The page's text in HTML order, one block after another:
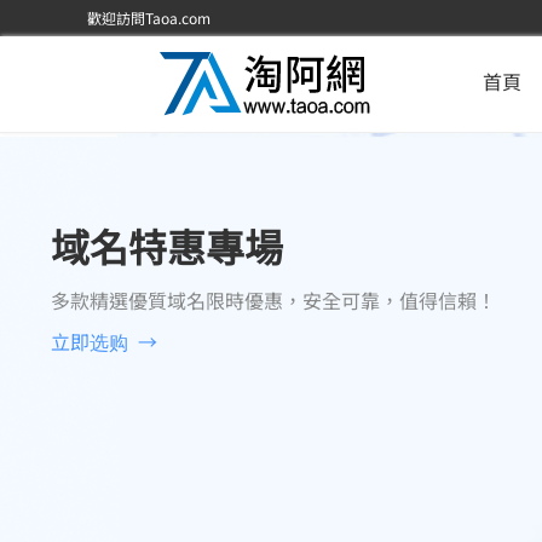
歡迎訪問Taoa.com
首頁
域名特惠專場
多款精選優質域名限時優惠，安全可靠，值得信賴！
立即选购 →